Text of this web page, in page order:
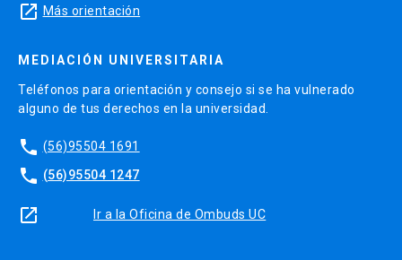
launch Más orientación
MEDIACIÓN UNIVERSITARIA
Teléfonos para orientación y consejo si se ha vulnerado
alguno de tus derechos en la universidad.
phone (56)95504 1691
phone (56)95504 1247
launch Ir a la Oficina de Ombuds UC